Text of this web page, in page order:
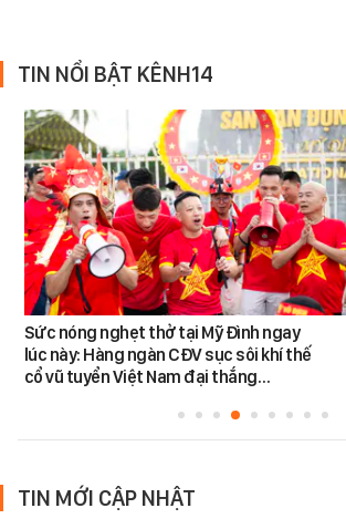
TIN NỔI BẬT KÊNH14
Sức nóng nghẹt thở tại Mỹ Đình ngay
lúc này: Hàng ngàn CĐV sục sôi khí thế
cổ vũ tuyển Việt Nam đại thắng…
TIN MỚI CẬP NHẬT